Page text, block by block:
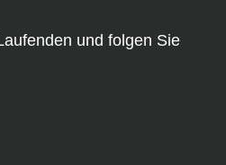
und folgen Sie